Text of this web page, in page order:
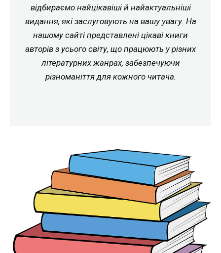
відбираємо найцікавіші й найактуальніші
видання, які заслуговують на вашу увагу. На
нашому сайті представлені цікаві книги
авторів з усього світу, що працюють у різних
літературних жанрах, забезпечуючи
різноманіття для кожного читача.